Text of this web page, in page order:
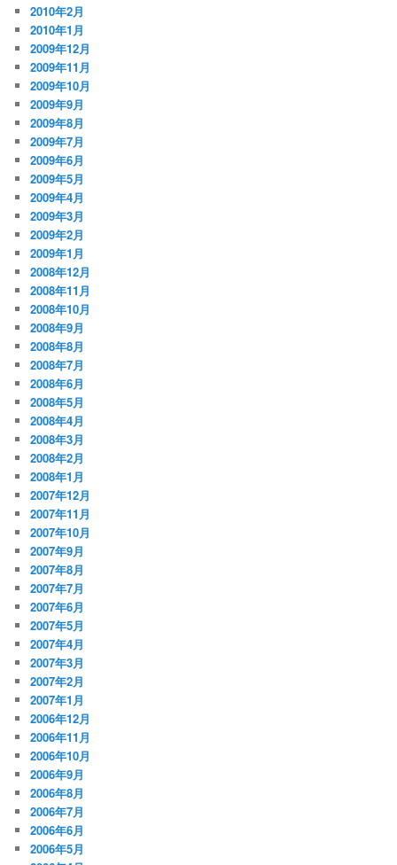
2010年2月
2010年1月
2009年12月
2009年11月
2009年10月
2009年9月
2009年8月
2009年7月
2009年6月
2009年5月
2009年4月
2009年3月
2009年2月
2009年1月
2008年12月
2008年11月
2008年10月
2008年9月
2008年8月
2008年7月
2008年6月
2008年5月
2008年4月
2008年3月
2008年2月
2008年1月
2007年12月
2007年11月
2007年10月
2007年9月
2007年8月
2007年7月
2007年6月
2007年5月
2007年4月
2007年3月
2007年2月
2007年1月
2006年12月
2006年11月
2006年10月
2006年9月
2006年8月
2006年7月
2006年6月
2006年5月